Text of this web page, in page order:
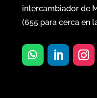
intercambiador de
(655para cerca en